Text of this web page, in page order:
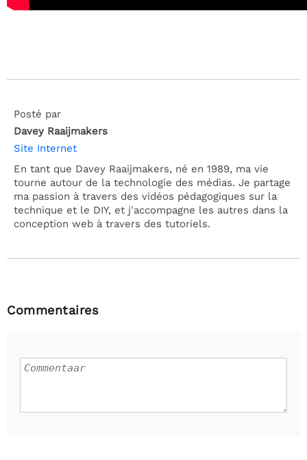
Posté par
Davey Raaijmakers
Site Internet
En tant que Davey Raaijmakers, né en 1989, ma vie
tourne autour de la technologie des médias. Je partage
ma passion à travers des vidéos pédagogiques sur la
technique et le DIY, et j'accompagne les autres dans la
conception web à travers des tutoriels.
Commentaires